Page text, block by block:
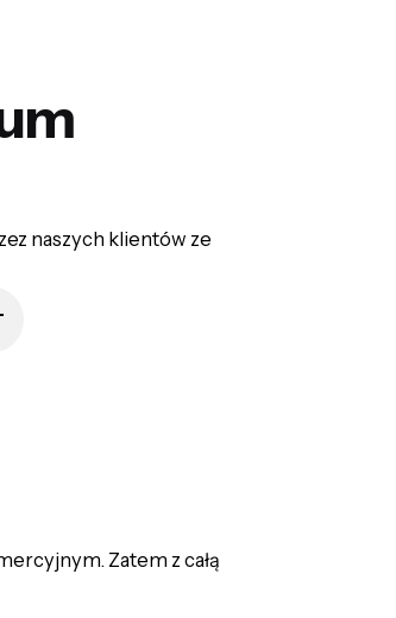
naszych klientów ze
Zatem z całą